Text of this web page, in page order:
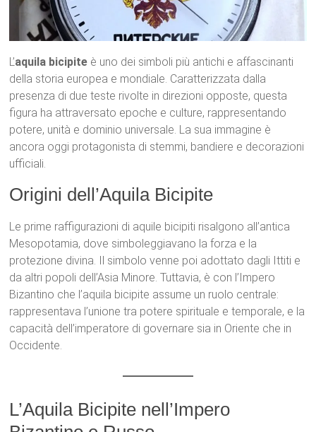
L’aquila bicipite è uno dei simboli più antichi e affascinanti
della storia europea e mondiale. Caratterizzata dalla
presenza di due teste rivolte in direzioni opposte, questa
figura ha attraversato epoche e culture, rappresentando
potere, unità e dominio universale. La sua immagine è
ancora oggi protagonista di stemmi, bandiere e decorazioni
ufficiali.
Origini dell’Aquila Bicipite
Le prime raffigurazioni di aquile bicipiti risalgono all’antica
Mesopotamia, dove simboleggiavano la forza e la
protezione divina. Il simbolo venne poi adottato dagli Ittiti e
da altri popoli dell’Asia Minore. Tuttavia, è con l’Impero
Bizantino che l’aquila bicipite assume un ruolo centrale:
rappresentava l’unione tra potere spirituale e temporale, e la
capacità dell’imperatore di governare sia in Oriente che in
Occidente.
L’Aquila Bicipite nell’Impero